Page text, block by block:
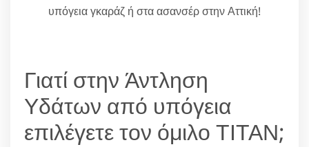
υπόγεια γκαράζ ή στα ασανσέρ στην Αττική!
Γιατί στην Άντληση
Υδάτων από υπόγεια
επιλέγετε τον όμιλο ΤΙΤΑΝ;